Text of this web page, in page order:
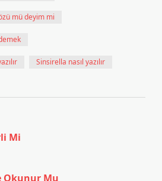
mü deyim mi
Sinsirella nasıl yazılır
Mi
Okunur Mu